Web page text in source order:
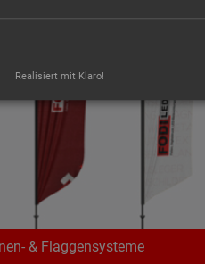
& Flaggensysteme
Realisiert mit Klaro!